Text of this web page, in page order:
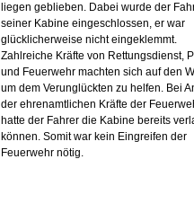
liegen geblieben. Dabei wurde der
seiner Kabine eingeschlossen, er war
glücklicherweise nicht eingeklemmt.
Zahlreiche Kräfte von Rettungsdienst,
und Feuerwehr machten sich auf den
um dem Verunglückten zu helfen. Bei
der ehrenamtlichen Kräfte der
hatte der Fahrer die Kabine bereits
können. Somit war kein Eingreifen der
Feuerwehr nötig.